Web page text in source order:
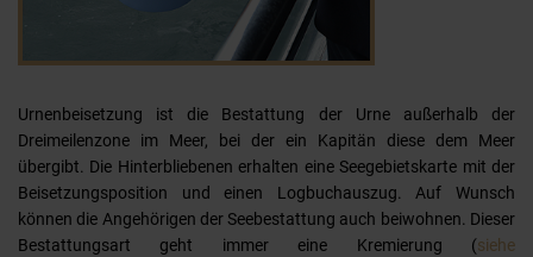
Urnenbeisetzung ist die Bestattung der Urne außerhalb der
Dreimeilenzone im Meer, bei der ein Kapitän diese dem Meer
übergibt. Die Hinterbliebenen erhalten eine Seegebietskarte mit der
Beisetzungsposition und einen Logbuchauszug. Auf Wunsch
können die Angehörigen der Seebestattung auch beiwohnen. Dieser
Bestattungsart geht immer eine Kremierung (siehe